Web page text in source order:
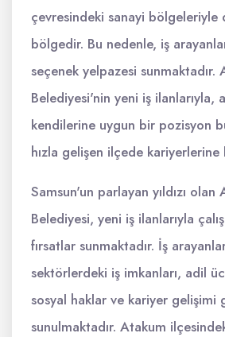
çevresindeki sanayi
bölgedir. Bu nedenle, iş
seçenek yelpazesi sunmaktadır.
Belediyesi'nin yeni iş ilanlarıyla,
kendilerine uygun bir pozisyon
hızla gelişen ilçede
Samsun'un parlayan yıldızı olan
Belediyesi, yeni iş ilanlarıyla
fırsatlar sunmaktadır. İş
sektörlerdeki iş imkanları, adil
sosyal haklar ve kariyer gelişimi
sunulmaktadır. Atakum